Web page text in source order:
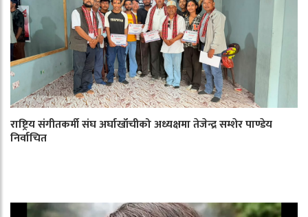
राष्ट्रिय संगीतकर्मी संघ अर्घाखाँचीको अध्यक्षमा तेजेन्द्र सम्शेर पाण्डेय
निर्वाचित